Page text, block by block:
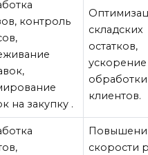
контроль
на закупку .
складских
остатков,
ускорение
клиентов.
скорости